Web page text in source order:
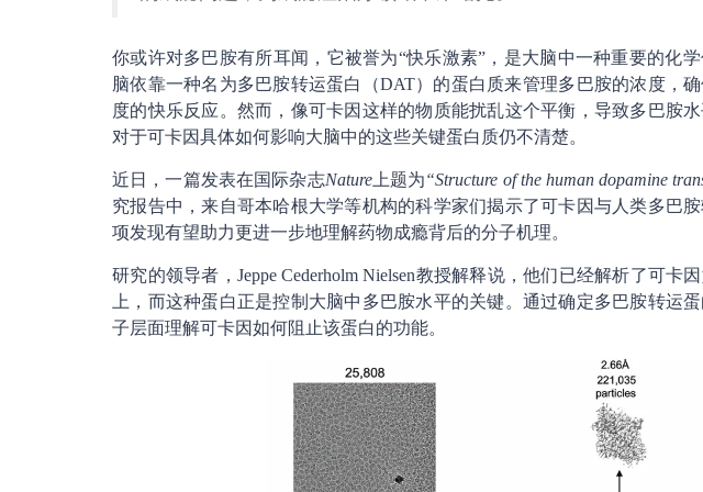
你或许对多巴胺有所耳闻，它被誉为“快乐激素”，是大脑中一种重要的化
脑依靠一种名为多巴胺转运蛋白（DAT）的蛋白质来管理多巴胺的浓度，
度的快乐反应。然而，像可卡因这样的物质能扰乱这个平衡，导致多巴胺
对于可卡因具体如何影响大脑中的这些关键蛋白质仍不清楚。
近日，一篇发表在国际杂志Nature上题为“Structure of the human dopamine
究报告中，来自哥本哈根大学等机构的科学家们揭示了可卡因与人类多巴
项发现有望助力更进一步地理解药物成瘾背后的分子机理。
研究的领导者，Jeppe Cederholm Nielsen教授解释说，他们已经解析了可卡
上，而这种蛋白正是控制大脑中多巴胺水平的关键。通过确定多巴胺转运
子层面理解可卡因如何阻止该蛋白的功能。